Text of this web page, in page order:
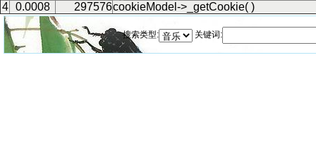
4
0.0008 297576cookieModel->_getCookie( )
搜索类型: 关键词: